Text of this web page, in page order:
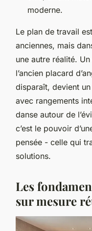
moderne.
Le plan de travail
anciennes, mais
une autre réalité.
l’ancien placard
disparaît, devient
avec rangements
danse autour de
c’est le pouvoir
pensée - celle qui
solutions.
Les
sur mesure